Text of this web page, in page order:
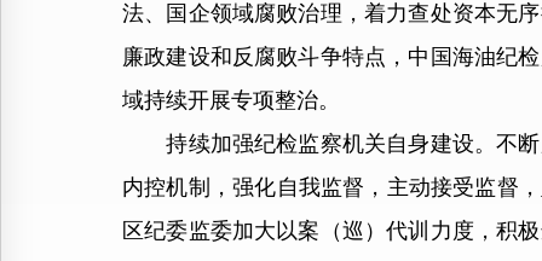
法、国企领域腐败治理，着力查处资本无
廉政建设和反腐败斗争特点，中国海油纪
域持续开展专项整治。
持续加强纪检监察机关自身建设。不断
内控机制，强化自我监督，主动接受监督
区纪委监委加大以案（巡）代训力度，积